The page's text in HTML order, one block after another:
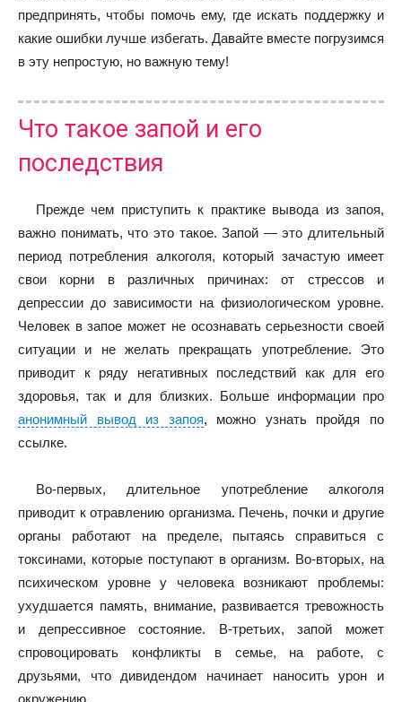
предпринять, чтобы помочь ему, где искать поддержку и
какие ошибки лучше избегать. Давайте вместе погрузимся
в эту непростую, но важную тему!
Что такое запой и его
последствия
Прежде чем приступить к практике вывода из запоя,
важно понимать, что это такое. Запой — это длительный
период потребления алкоголя, который зачастую имеет
свои корни в различных причинах: от стрессов и
депрессии до зависимости на физиологическом уровне.
Человек в запое может не осознавать серьезности своей
ситуации и не желать прекращать употребление. Это
приводит к ряду негативных последствий как для его
здоровья, так и для близких. Больше информации про
анонимный вывод из запоя, можно узнать пройдя по
ссылке.
Во-первых, длительное употребление алкоголя
приводит к отравлению организма. Печень, почки и другие
органы работают на пределе, пытаясь справиться с
токсинами, которые поступают в организм. Во-вторых, на
психическом уровне у человека возникают проблемы:
ухудшается память, внимание, развивается тревожность
и депрессивное состояние. В-третьих, запой может
спровоцировать конфликты в семье, на работе, с
друзьями, что дивидендом начинает наносить урон и
окружению.